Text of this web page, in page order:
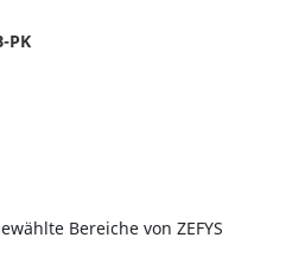
PK
Bereiche von ZEFYS